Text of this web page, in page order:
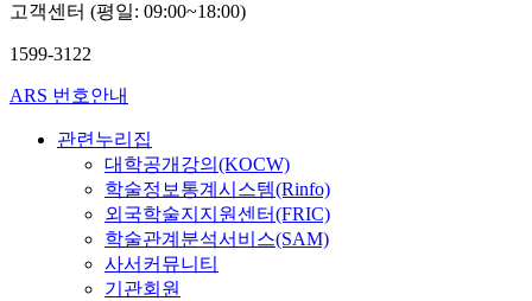
고객센터 (평일: 09:00~18:00)
1599-3122
ARS 번호안내
관련누리집
대학공개강의(KOCW)
학술정보통계시스템(Rinfo)
외국학술지지원센터(FRIC)
학술관계분석서비스(SAM)
사서커뮤니티
기관회원